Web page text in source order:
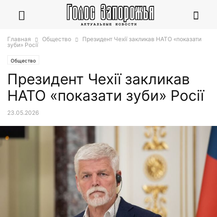
Главная Общество
Президент Чехії закликав НАТО «показати
зуби» Росії
Общество
Президент Чехії закликав
НАТО «показати зуби» Росії
23.05.2026